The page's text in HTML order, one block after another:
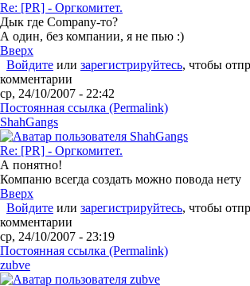
Re: [PR] - Оргкомитет.
Дык где Company-то?
А один, без компании, я не пью :)
Вверх
Войдите или зарегистрируйтесь, чтобы
комментарии
ср, 24/10/2007 - 22:42
Постоянная ссылка (Permalink)
ShahGangs
Re: [PR] - Оргкомитет.
А понятно!
Компаню всегда создать можно повода нету
Вверх
Войдите или зарегистрируйтесь, чтобы
комментарии
ср, 24/10/2007 - 23:19
Постоянная ссылка (Permalink)
zubve